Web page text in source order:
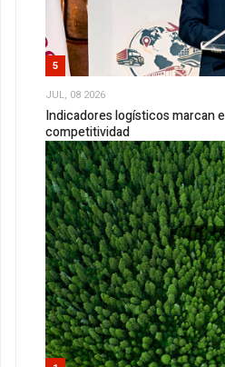
5
JUL, 08 2026
Indicadores logísticos marcan
competitividad